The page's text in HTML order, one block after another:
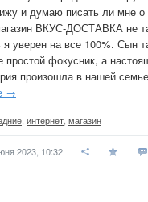
и думаю писать ли мне
ВКУС-ДОСТАВКА не
я уверен на все 100%. Сын
простой фокусник, а
произошла в нашей
→
интернет магазин
2023, 10:32